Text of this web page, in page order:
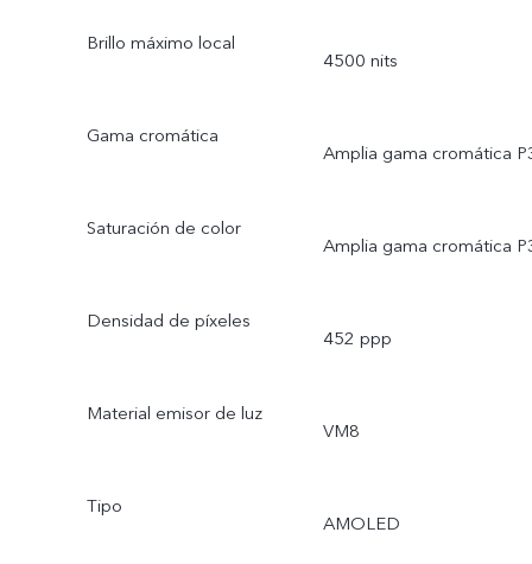
Brillo máximo local
4500 nits
Gama cromática
Amplia gama cromática
Saturación de color
Amplia gama cromática
Densidad de píxeles
452 ppp
Material emisor de luz
VM8
Tipo
AMOLED